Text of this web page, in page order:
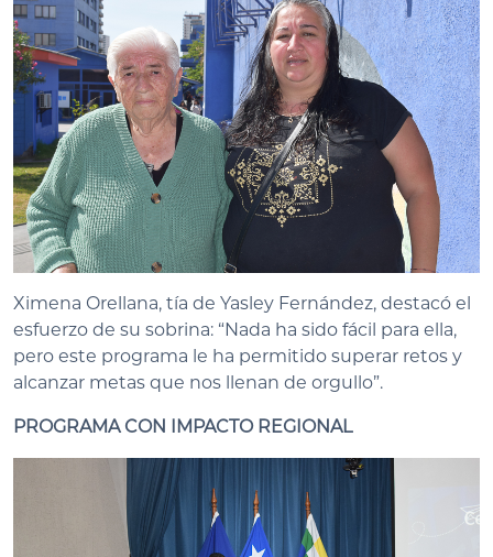
Ximena Orellana, tía de Yasley Fernández, destacó el
esfuerzo de su sobrina: “Nada ha sido fácil para ella,
pero este programa le ha permitido superar retos y
alcanzar metas que nos llenan de orgullo”.
PROGRAMA CON IMPACTO REGIONAL